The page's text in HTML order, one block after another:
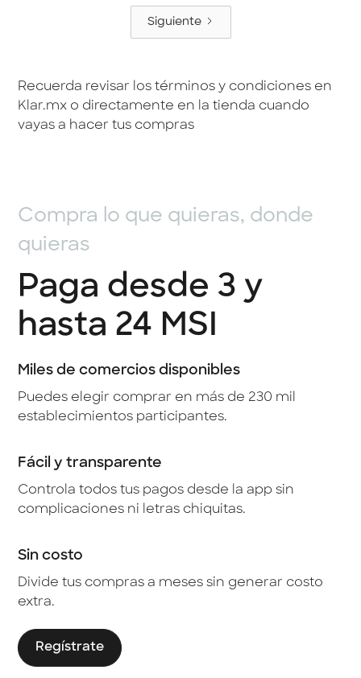
Siguiente
Recuerda revisar los términos y condiciones en
Klar.mx o directamente en la tienda cuando
vayas a hacer tus compras
Compra lo que quieras, donde
quieras
Paga desde 3 y
hasta 24 MSI
Miles de comercios disponibles
Puedes elegir comprar en más de 230 mil
establecimientos participantes.
Fácil y transparente
Controla todos tus pagos desde la app sin
complicaciones ni letras chiquitas.
Sin costo
Divide tus compras a meses sin generar costo
extra.
Regístrate